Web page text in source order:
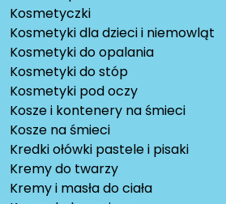
Kosmetyczki
Kosmetyki dla dzieci i niemowląt
Kosmetyki do opalania
Kosmetyki do stóp
Kosmetyki pod oczy
Kosze i kontenery na śmieci
Kosze na śmieci
Kredki ołówki pastele i pisaki
Kremy do twarzy
Kremy i masła do ciała